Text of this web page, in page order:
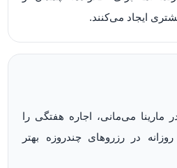
ایجاد می‌کنند.
از ۳ یا ۴ روز در مارینا می‌مانی، اجاره هفتگی را
در رزروهای چندروزه بهتر